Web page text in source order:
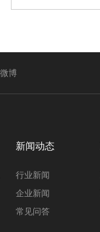
微博
新闻动态
行业新闻
企业新闻
常见问答